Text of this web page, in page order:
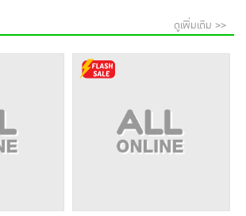
ดูเพิ่มเติม >>